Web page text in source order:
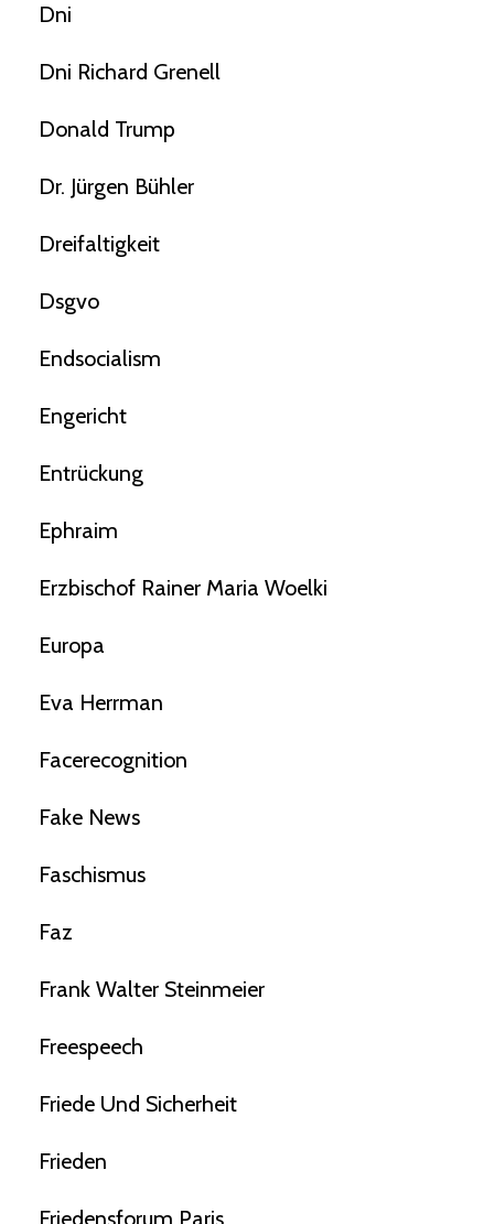
Dni
Dni Richard Grenell
Donald Trump
Dr. Jürgen Bühler
Dreifaltigkeit
Dsgvo
Endsocialism
Engericht
Entrückung
Ephraim
Erzbischof Rainer Maria Woelki
Europa
Eva Herrman
Facerecognition
Fake News
Faschismus
Faz
Frank Walter Steinmeier
Freespeech
Friede Und Sicherheit
Frieden
Friedensforum Paris